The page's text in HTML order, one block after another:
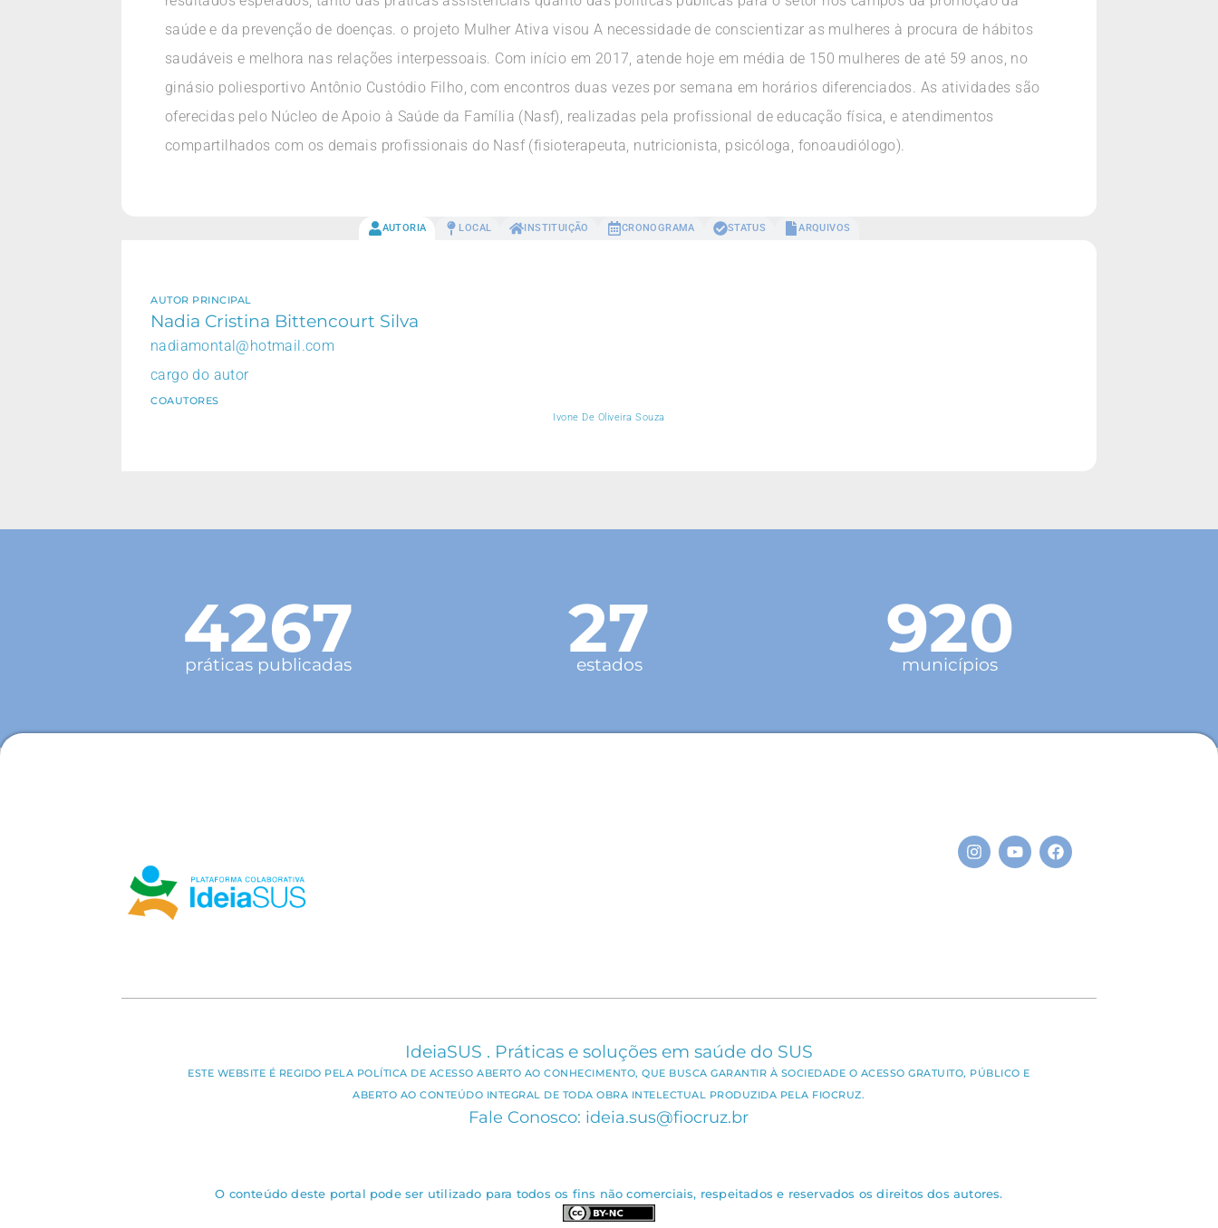
saúde e da prevenção de doenças. o projeto Mulher Ativa visou A necessidade de conscientizar as mulheres à procura de hábitos
saudáveis e melhora nas relações interpessoais. Com início em 2017, atende hoje em média de 150 mulheres de até 59 anos, no
ginásio poliesportivo Antônio Custódio Filho, com encontros duas vezes por semana em horários diferenciados. As atividades são
oferecidas pelo Núcleo de Apoio à Saúde da Família (Nasf), realizadas pela profissional de educação física, e atendimentos
compartilhados com os demais profissionais do Nasf (fisioterapeuta, nutricionista, psicóloga, fonoaudiólogo).
AUTORIA LOCAL INSTITUIÇÃO CRONOGRAMA STATUS ARQUIVOS
AUTOR PRINCIPAL
Nadia Cristina Bittencourt Silva
nadiamontal@hotmail.com
cargo do autor
COAUTORES
Ivone De Oliveira Souza
4267
práticas publicadas 27
estados 920
municípios
IdeiaSUS . Práticas e soluções em saúde do SUS
ESTE WEBSITE É REGIDO PELA POLÍTICA DE ACESSO ABERTO AO CONHECIMENTO, QUE BUSCA GARANTIR À SOCIEDADE O ACESSO GRATUITO, PÚBLICO E
ABERTO AO CONTEÚDO INTEGRAL DE TODA OBRA INTELECTUAL PRODUZIDA PELA FIOCRUZ.
Fale Conosco: ideia.sus@fiocruz.br
O conteúdo deste portal pode ser utilizado para todos os fins não comerciais, respeitados e reservados os direitos dos autores.